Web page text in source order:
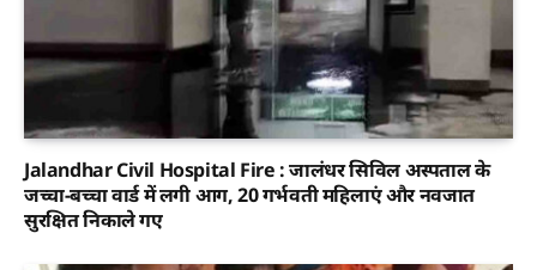
Jalandhar Civil Hospital Fire : जालंधर सिविल अस्पताल के
जच्चा-बच्चा वार्ड में लगी आग, 20 गर्भवती महिलाएं और नवजात
सुरक्षित निकाले गए